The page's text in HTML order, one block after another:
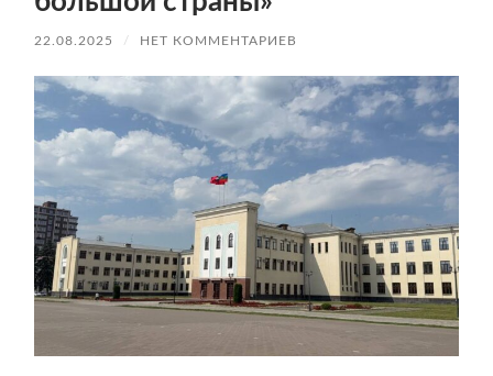
22.08.2025 / НЕТ КОММЕНТАРИЕВ